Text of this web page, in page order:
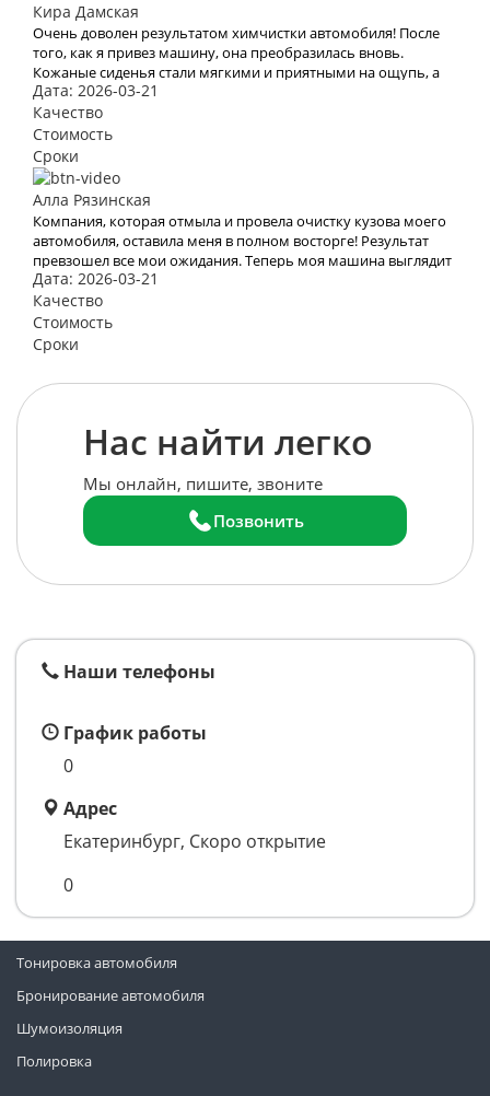
Кира Дамская
Очень доволен результатом химчистки автомобиля! После
того, как я привез машину, она преобразилась вновь.
Кожаные сиденья стали мягкими и приятными на ощупь, а
салон наполнился приятным запахом. Теперь моя машина
выглядит и чувствует себя как новая! Большое спасибо за
профессиональную работу!
Дата: 2026-03-21
Качество
Стоимость
Сроки
Алла Рязинская
Компания, которая отмыла и провела очистку кузова моего
автомобиля, оставила меня в полном восторге! Результат
превзошел все мои ожидания. Теперь моя машина выглядит
так, словно только что сошла с конвейера.
Дата: 2026-03-21
Качество
Стоимость
Сроки
Нас найти легко
Мы онлайн, пишите, звоните
Позвонить
Наши телефоны
График работы
0
Адрес
Екатеринбург, Скоро открытие
0
Тонировка автомобиля
Бронирование автомобиля
Шумоизоляция
Полировка